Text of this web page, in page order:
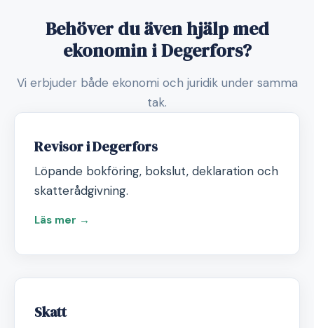
Behöver du även hjälp med
ekonomin i Degerfors?
Vi erbjuder både ekonomi och juridik under samma
tak.
Revisor i Degerfors
Löpande bokföring, bokslut, deklaration och
skatterådgivning.
Läs mer →
Skatt